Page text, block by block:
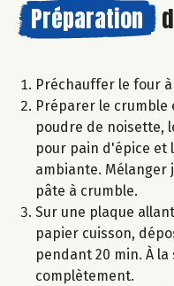
Préparation
Préchauffer le four à
Préparer le crumble
poudre de noisette,
pour pain d'épice et
ambiante. Mélanger
pâte à crumble.
Sur une plaque
papier cuisson,
pendant 20 min. À
complètement.